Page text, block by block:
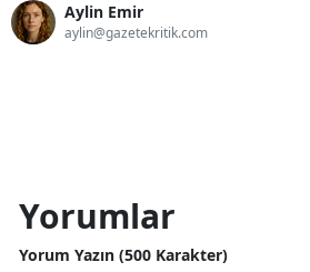
Aylin Emir
aylin@gazetekritik.com
Yorumlar
Yorum Yazın (500 Karakter)